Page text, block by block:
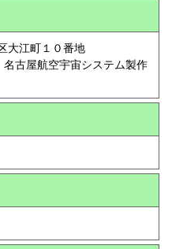
大江町１０番地
屋航空宇宙システム製作